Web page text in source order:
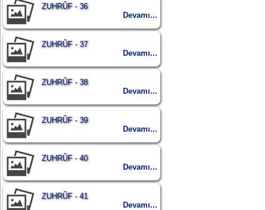
ZUHRÛF - 36
Devamı...
ZUHRÛF - 37
Devamı...
ZUHRÛF - 38
Devamı...
ZUHRÛF - 39
Devamı...
ZUHRÛF - 40
Devamı...
ZUHRÛF - 41
Devamı...